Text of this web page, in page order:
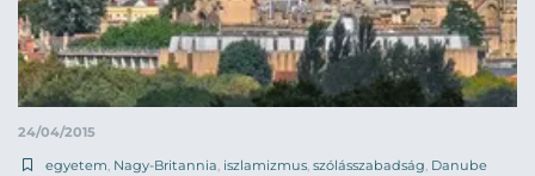
24/04/2015
egyetem, Nagy-Britannia, iszlamizmus, szólásszabadság, Danube